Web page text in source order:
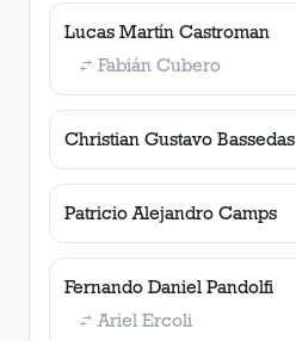
Lucas Martín Castroman
Fabián Cubero
Christian Gustavo Bassedas
Patricio Alejandro Camps
Fernando Daniel Pandolfi
Ariel Ercoli